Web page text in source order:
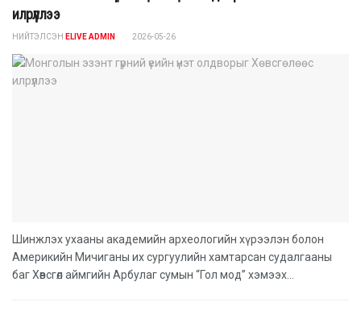
илрүүллээ
НИЙТЭЛСЭН ELIVE ADMIN 2026-05-26
Шинжлэх ухааны академийн археологийн хүрээлэн болон
Америкийн Мичиганы их сургуулийн хамтарсан судалгааны
баг Хөвсгөл аймгийн Арбулаг сумын “Гол мод” хэмээх...